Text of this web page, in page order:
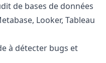
de bases de données
Looker, Tableau
à détecter bugs et